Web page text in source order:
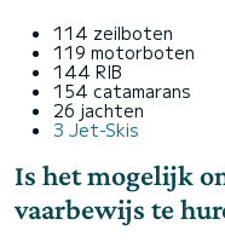
114 zeilboten
119 motorboten
144 RIB
154 catamarans
26 jachten
3 Jet-Skis
Is het mogelijk
vaarbewijs te